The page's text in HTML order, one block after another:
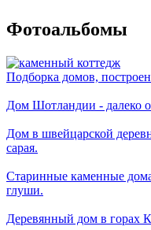
Фотоальбомы
Подборка домов,
Дом Шотландии - далеко
Дом в швейцарской
сарая.
Старинные каменные
глуши.
Деревянный дом в горах